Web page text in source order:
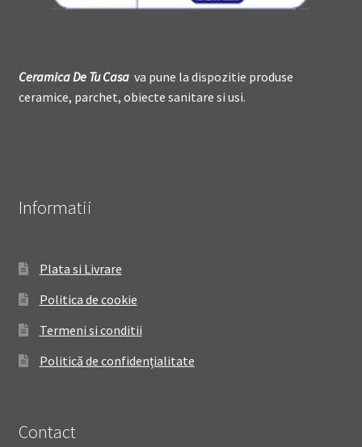
Ceramica DeTu Casava pune la dispozitie produse
ceramice, parchet, obiecte sanitare si usi.
Informatii
Plata si Livrare
Politica de cookie
Termeni si conditii
Politică de confidențialitate
Contact